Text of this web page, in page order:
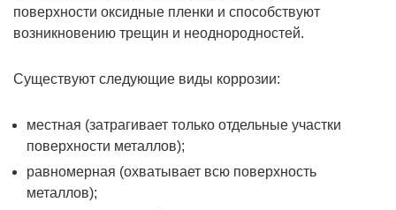
поверхности оксидные пленки и способствуют
возникновению трещин и неоднородностей.
Существуют следующие виды коррозии:
местная (затрагивает только отдельные участки
поверхности металлов);
равномерная (охватывает всю поверхность
металлов);